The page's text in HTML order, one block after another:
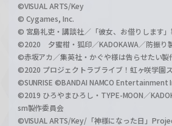
©VISUAL ARTS/Key
© Cygames, Inc.
© 宮島礼吏・講談社／「彼女、お借りします
©2020 夕蜜柑・狐印／KADOKAWA／防振り
©赤坂アカ／集英社・かぐや様は告らせたい製
©2020 プロジェクトラブライブ！虹ヶ咲学園
©SUNRISE ©BANDAI NAMCO Entertainment
©2019 ひろやまひろし・TYPE-MOON／
sm製作委員会
©VISUAL ARTS/Key/「神様になった日」